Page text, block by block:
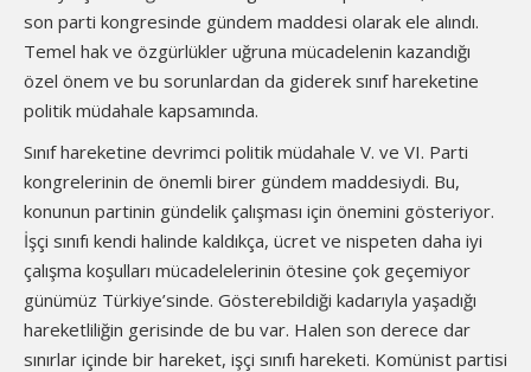
son parti kongresinde gündem maddesi olarak ele alındı.
Temel hak ve özgürlükler uğruna mücadelenin kazandığı
özel önem ve bu sorunlardan da giderek sınıf hareketine
politik müdahale kapsamında.
Sınıf hareketine devrimci politik müdahale V. ve VI. Parti
kongrelerinin de önemli birer gündem maddesiydi. Bu,
konunun partinin gündelik çalışması için önemini gösteriyor.
İşçi sınıfı kendi halinde kaldıkça, ücret ve nispeten daha iyi
çalışma koşulları mücadelelerinin ötesine çok geçemiyor
günümüz Türkiye’sinde. Gösterebildiği kadarıyla yaşadığı
hareketliliğin gerisinde de bu var. Halen son derece dar
sınırlar içinde bir hareket, işçi sınıfı hareketi. Komünist partisi